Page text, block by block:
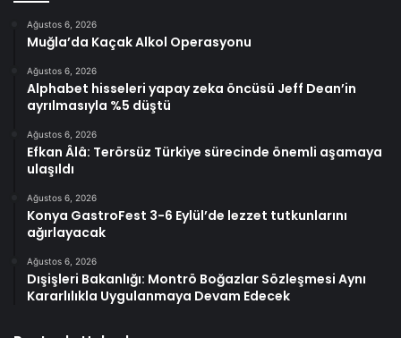
Ağustos 6, 2026
Muğla’da Kaçak Alkol Operasyonu
Ağustos 6, 2026
Alphabet hisseleri yapay zeka öncüsü Jeff Dean’in
ayrılmasıyla %5 düştü
Ağustos 6, 2026
Efkan Âlâ: Terörsüz Türkiye sürecinde önemli aşamaya
ulaşıldı
Ağustos 6, 2026
Konya GastroFest 3-6 Eylül’de lezzet tutkunlarını
ağırlayacak
Ağustos 6, 2026
Dışişleri Bakanlığı: Montrö Boğazlar Sözleşmesi Aynı
Kararlılıkla Uygulanmaya Devam Edecek